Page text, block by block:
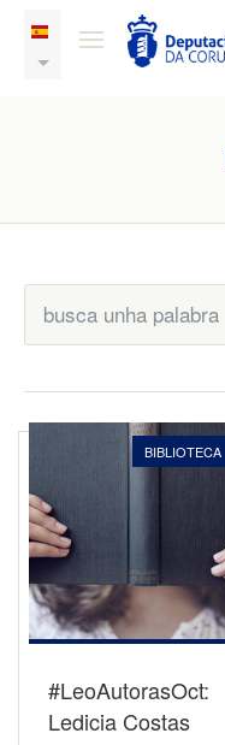
BIBLIOTECA
#LeoAutorasOct:
Ledicia Costas